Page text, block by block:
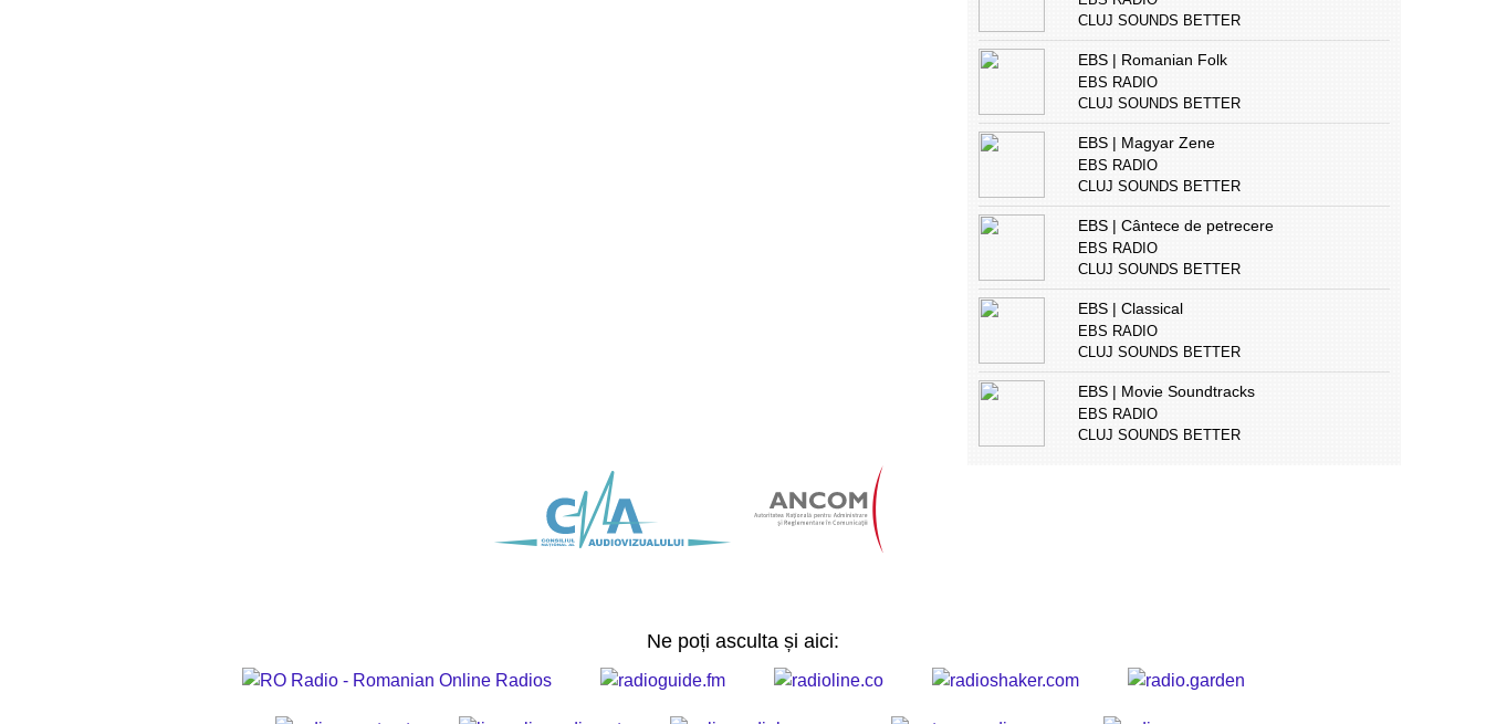
CLUJ SOUNDS BETTER
EBS | Romanian Folk
EBS RADIO
CLUJ SOUNDS BETTER
EBS | Magyar Zene
EBS RADIO
CLUJ SOUNDS BETTER
EBS | Cântece de petrecere
EBS RADIO
CLUJ SOUNDS BETTER
EBS | Classical
EBS RADIO
CLUJ SOUNDS BETTER
EBS | Movie Soundtracks
EBS RADIO
CLUJ SOUNDS BETTER
Ne poți asculta și aici: